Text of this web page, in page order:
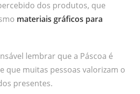
dos produtos, que
materiais gráficos para
lembrar que a Páscoa é
que muitas pessoas valorizam o
presentes.